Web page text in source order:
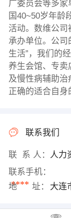
广委员会等多
国40~50岁年龄
活动。数维公司
承办单位。公司
生活”，我们的
养生会馆、专
及慢性病辅助治
正确的适合自身
联系我们
联 系 人： 人力
联系手机：
****
地 址： 大连